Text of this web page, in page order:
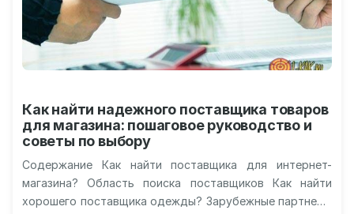
Как найти надежного поставщика товаров
для магазина: пошаговое руководство и
советы по выбору
Содержание Как найти поставщика для интернет-
магазина? Область поиска поставщиков Как найти
хорошего поставщика одежды? Зарубежные партнеры